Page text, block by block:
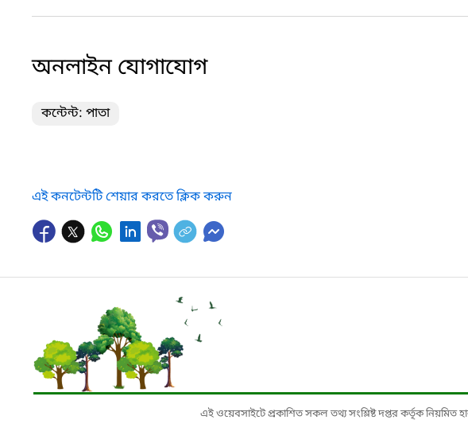
অনলাইন যোগাযোগ
কন্টেন্ট: পাতা
এই কনটেন্টটি শেয়ার করতে ক্লিক করুন
এই ওয়েবসাইটে প্রকাশিত সকল তথ্য সংশ্লিষ্ট দপ্তর কর্তৃক নিয়মিত